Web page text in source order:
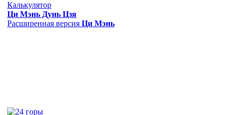
Калькулятор
Ци Мэнь Дунь Цзя
Расширенная версия Ци Мэнь